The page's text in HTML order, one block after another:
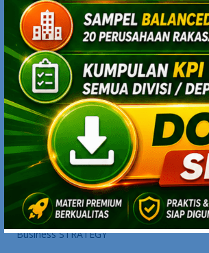
MAN BEHIND THE BLOG
Pengelola blog ini adalahYodhia
management.
~
Di-updatesecara rutin, blog ini
maknyus tentang strategi bisnis, karir,
management skills.
CATEGORIES
Business STRATEGY